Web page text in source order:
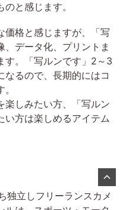
と感じます。
価格と感じますが、「写
データ化、プリントま
す。「写ルンです」2～3
るので、長期的にはコ
楽しみたい方、「写ルン
い方は楽しめるアイテム
独立しフリーランスカメ